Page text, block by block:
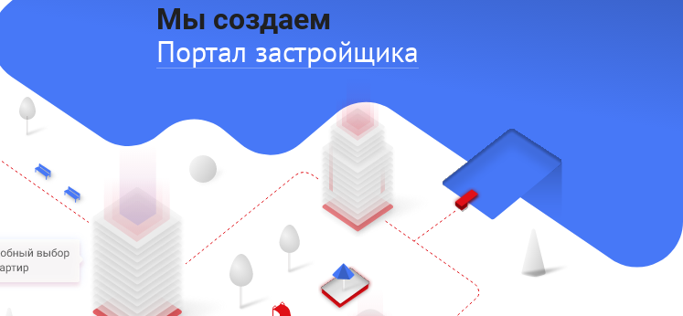
Мы создаем
Портал застройщика
Seo для ЖК
Рекламные кампании
Сайт для ЖК